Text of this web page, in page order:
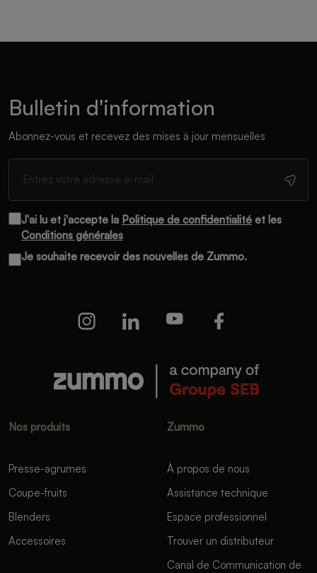
Nos produits
Presse-agrumes
Coupe-fruits
Blenders
Accessoires
Zummo
À propos de nous
Assistance technique
Espace professionnel
Trouver un distributeur
Canal de Communication de
Bulletin d'information
Abonnez-vous et recevez des mises à jour mensuelles
J'ai lu et j'accepte la Politique de confidentialité et les
Conditions générales
Je souhaite recevoir des nouvelles de Zummo.